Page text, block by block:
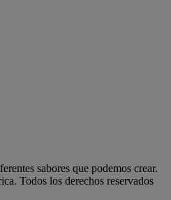
sabores que podemos crear.
Todos los derechos reservados